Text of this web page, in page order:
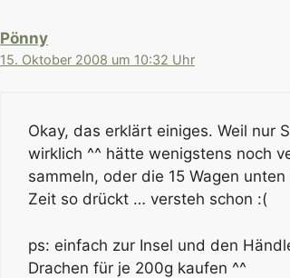
Pönny
15. Oktober 2008 um 10:32 Uhr
Okay, das erklärt einiges. Weil nur
wirklich ^^ hätte wenigstens noch
sammeln, oder die 15 Wagen
Zeit so drückt … versteh schon :(
ps: einfach zur Insel und den
Drachen für je 200g kaufen ^^